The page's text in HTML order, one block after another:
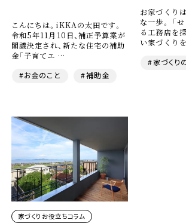
こんにちは。iKKAの太田です。
令和5年11月10日、補正予算案が
閣議決定され、新たな住宅の補助
金「子育てエ …
#お金のこと
#補助金
お家づくり
な一歩。 「
る工務店を
い家づくり
#家づくり
家づくりお役立ちコラム